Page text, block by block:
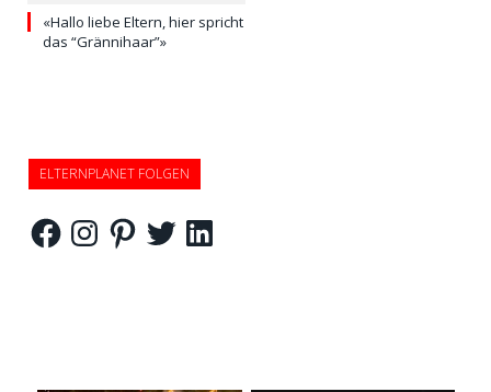
«Hallo liebe Eltern, hier spricht
das “Grännihaar”»
ELTERNPLANET FOLGEN
FacebookInstagramPinterestTwitterLinkedIn